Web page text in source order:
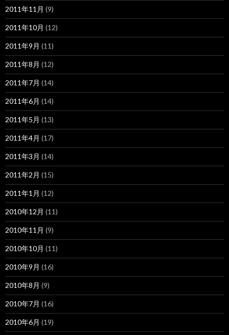
2011年11月 (9)
2011年10月 (12)
2011年9月 (11)
2011年8月 (12)
2011年7月 (14)
2011年6月 (14)
2011年5月 (13)
2011年4月 (17)
2011年3月 (14)
2011年2月 (15)
2011年1月 (12)
2010年12月 (11)
2010年11月 (9)
2010年10月 (11)
2010年9月 (16)
2010年8月 (9)
2010年7月 (16)
2010年6月 (19)